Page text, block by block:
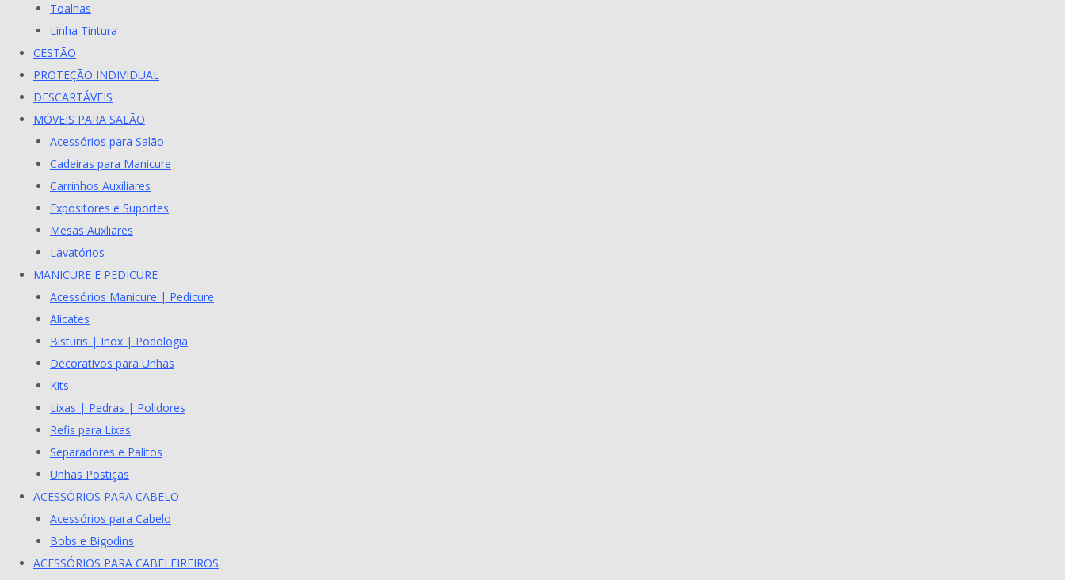
Toalhas
Linha Tintura
CESTÃO
PROTEÇÃO INDIVIDUAL
DESCARTÁVEIS
MÓVEIS PARA SALÃO
Acessórios para Salão
Cadeiras para Manicure
Carrinhos Auxiliares
Expositores e Suportes
Mesas Auxliares
Lavatórios
MANICURE E PEDICURE
Acessórios Manicure | Pedicure
Alicates
Bisturis | Inox | Podologia
Decorativos para Unhas
Kits
Lixas | Pedras | Polidores
Refis para Lixas
Separadores e Palitos
Unhas Postiças
ACESSÓRIOS PARA CABELO
Acessórios para Cabelo
Bobs e Bigodins
ACESSÓRIOS PARA CABELEIREIROS